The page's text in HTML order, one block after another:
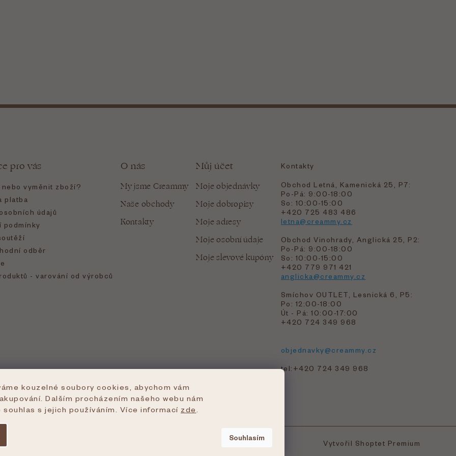
kouzelné soubory cookies, abychom vám
Dalším procházením našeho webu nám
souhlas s jejich používáním. Více informací zde
Souhlasím
pro vás
vyměnit zboží?
platba
údajů
podmínky
odběr
- varování od výrobců
O nás
My jsme Creammy
Naše obchody
Kontakty
Můj účet
Moje objednávky
Moje dobropisy
Moje adresy
Moje osobní údaje
Moje slevové kupóny
Kontakty
Obchod Letná, Kamenická 25, P7:
Po-Pá: 9:00-18:00
So: 10:00-15:00
+420 725 483 486
letna@creammy.cz
Obchod Vinohrady, Anglická 25, P2:
Po-Pá: 9:00-18:00
So: 10:00-15:00
+420 779 971 421
anglicka@creammy.cz
Smíchov OUTLET, Lesnická 6, P5:
Po: 12:00-18:00
Út - Pá: 10:00-17:00
+420 724 349 968
objednavky@creammy.cz
tel:+420 724 349 968
Vytvořil Shoptet Premium